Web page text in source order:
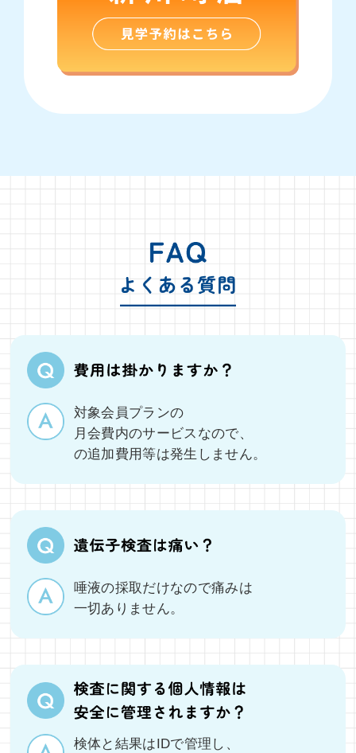
対象会員プランの
月会費内のサービスなので、
の追加費用等は発生しません。
唾液の採取だけなので痛みは
一切ありません。
検体と結果はIDで管理し、